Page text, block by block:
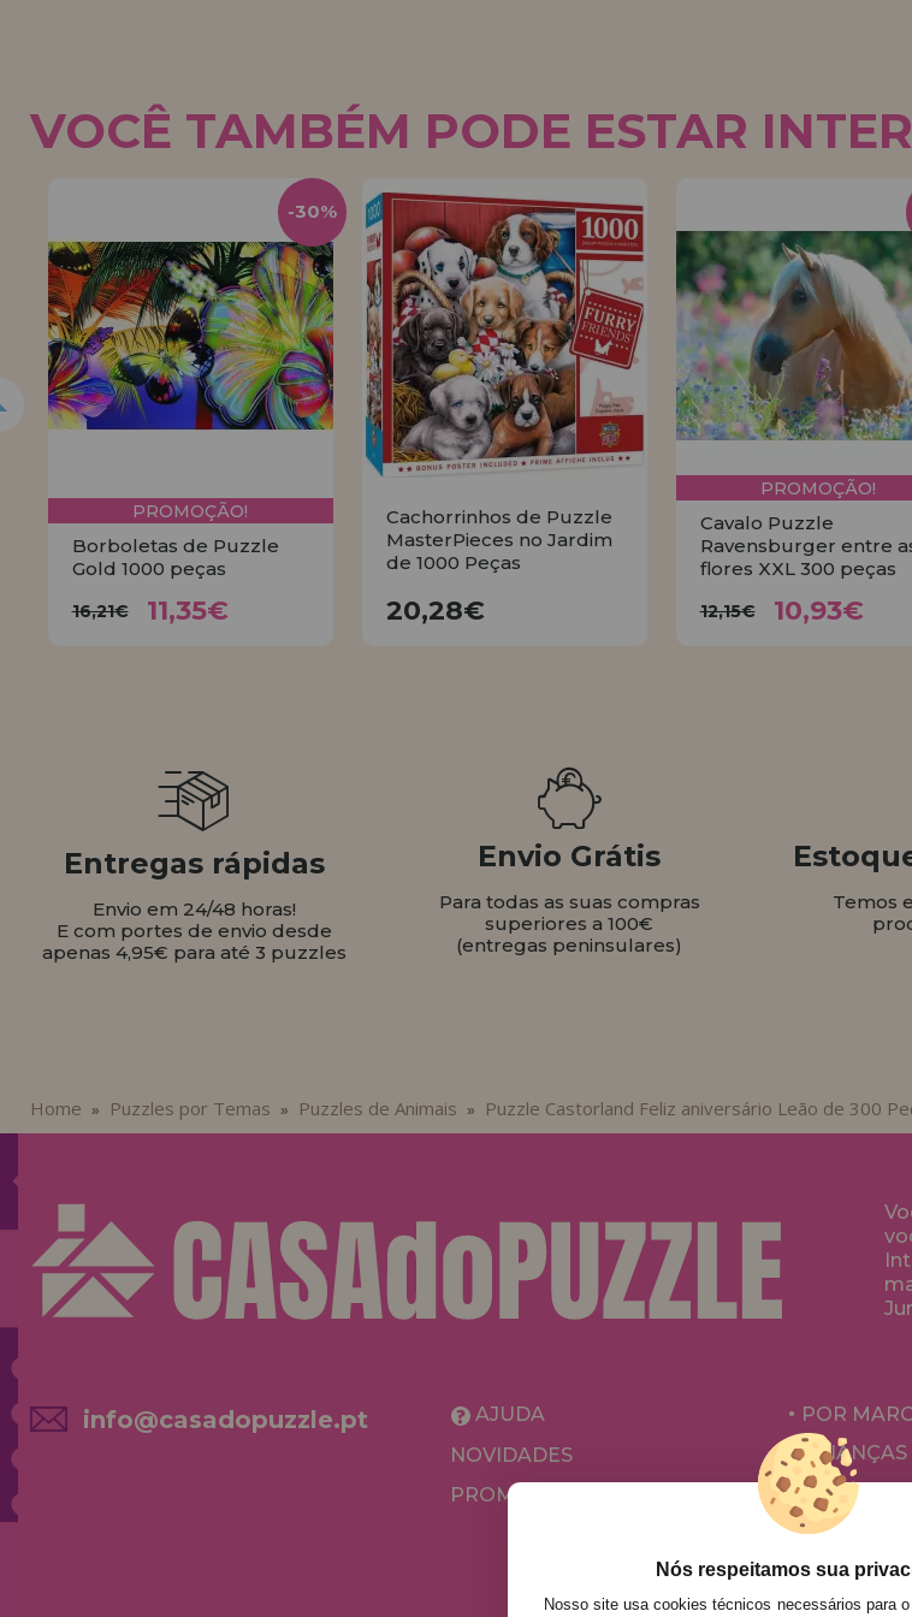
VOCÊ TAMBÉM PODE ESTAR
PROMOÇÃO!
Borboletas de Puzzle
Gold 1000 peças
16,21€ 11,35€
-30%
Cachorrinhos de Puzzle
MasterPieces no Jardim
de 1000 Peças
20,28€
PROMOÇÃO!
Cavalo Puzzle
Ravensburger entre
flores XXL 300 peças
12,15€ 10,93€
Entregas rápidas
Envio em 24/48 horas!
E com portes de envio desde
apenas 4,95€ para até 3 puzzles
Envio Grátis
Para todas as suas compras
superiores a 100€
(entregas peninsulares)
Temos
Home » Puzzles por Temas » Puzzles de Animais » Puzzle Castorland Feliz aniversário Leão de 300
info@casadopuzzle.pt
AJUDA
NOVIDADES
PROMOÇÕES E OFERTAS
POR
CRIANÇAS
PARA
POR
JOGOS
Nós respeitamos sua
Nosso site usa cookies técnicos necessários para